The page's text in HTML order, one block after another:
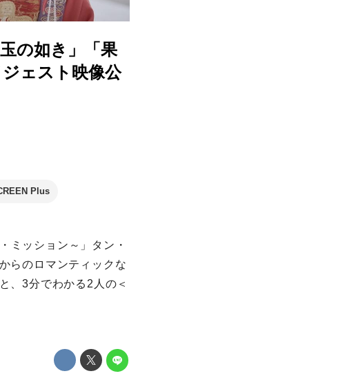
の如き」「果
ェスト映像公
Plus
ミッション～」タン・
らのロマンティックな
、3分でわかる2人の＜